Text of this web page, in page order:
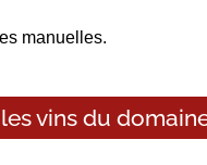
manuelles.
vins du